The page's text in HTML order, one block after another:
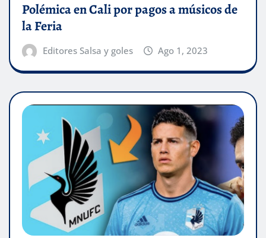
Polémica en Cali por pagos a músicos de
la Feria
Editores Salsa y goles Ago 1, 2023